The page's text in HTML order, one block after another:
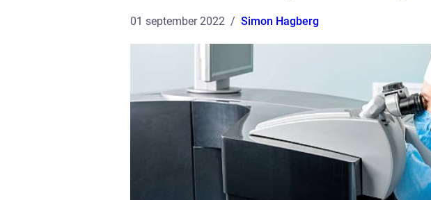
01 september 2022 Simon Hagberg